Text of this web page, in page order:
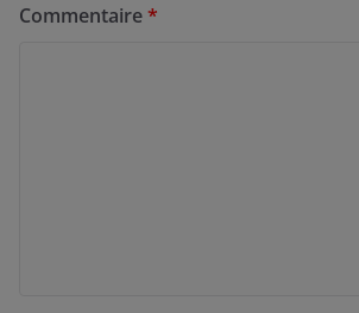
Commentaire*